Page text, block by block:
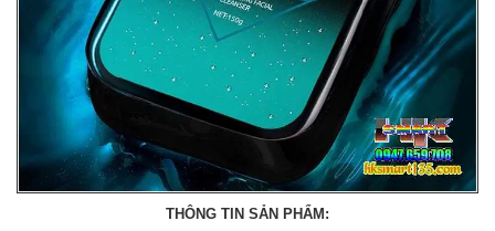
THÔNG TIN SẢN PHẨM: